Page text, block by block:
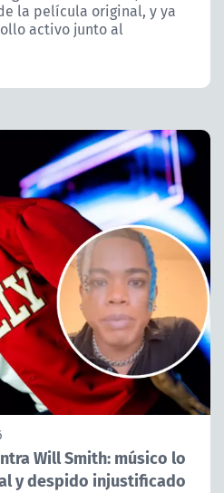
la película original, y ya
activo junto al
Will Smith: músico lo
y despido injustificado